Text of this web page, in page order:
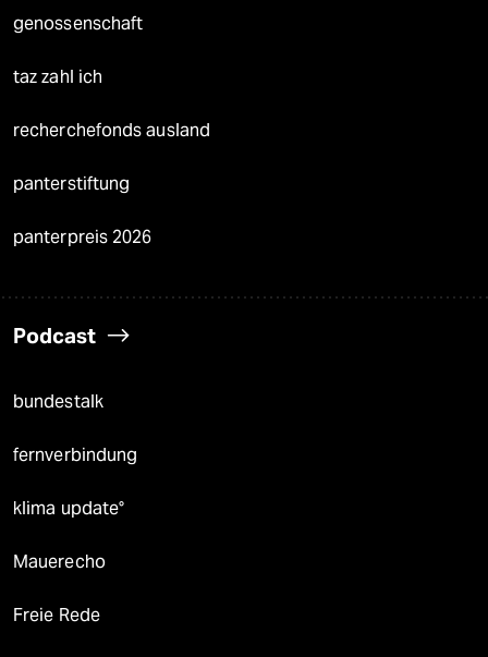
genossenschaft
taz zahl ich
recherchefonds ausland
panterstiftung
panterpreis 2026
Podcast
bundestalk
fernverbindung
klima update°
Mauerecho
Freie Rede